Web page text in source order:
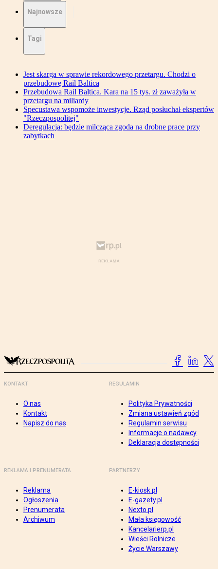
Najnowsze
Tagi
Jest skarga w sprawie rekordowego przetargu. Chodzi o
przebudowę Rail Baltica
Przebudowa Rail Baltica. Kara na 15 tys. zł zaważyła w
przetargu na miliardy
Specustawa wspomoże inwestycje. Rząd posłuchał ekspertów
"Rzeczpospolitej"
Deregulacja: będzie milcząca zgoda na drobne prace przy
zabytkach
KONTAKT
O nas
Kontakt
Napisz do nas
REGULAMIN
Polityka Prywatności
Zmiana ustawień zgód
Regulamin serwisu
Informacje o nadawcy
Deklaracja dostępności
REKLAMA I PRENUMERATA
Reklama
Ogłoszenia
Prenumerata
Archiwum
PARTNERZY
E-kiosk.pl
E-gazety.pl
Nexto.pl
Mała księgowość
Kancelarierp.pl
Wieści Rolnicze
Życie Warszawy